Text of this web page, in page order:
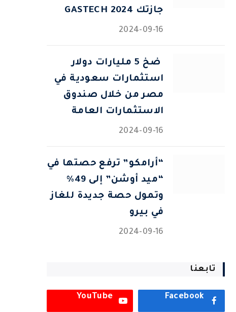
جازتك 2024 GASTECH
2024-09-16
⁠ ضخ 5 مليارات دولار
استثمارات سعودية في
مصر من خلال صندوق
الاستثمارات العامة
2024-09-16
“أرامكو” ترفع حصتها في
“ميد أوشن” إلى 49%
وتمول حصة جديدة للغاز
في بيرو
2024-09-16
تابعنا
Facebook
YouTube